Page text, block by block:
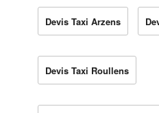
Devis Taxi Arzens
Devis Taxi Roullens